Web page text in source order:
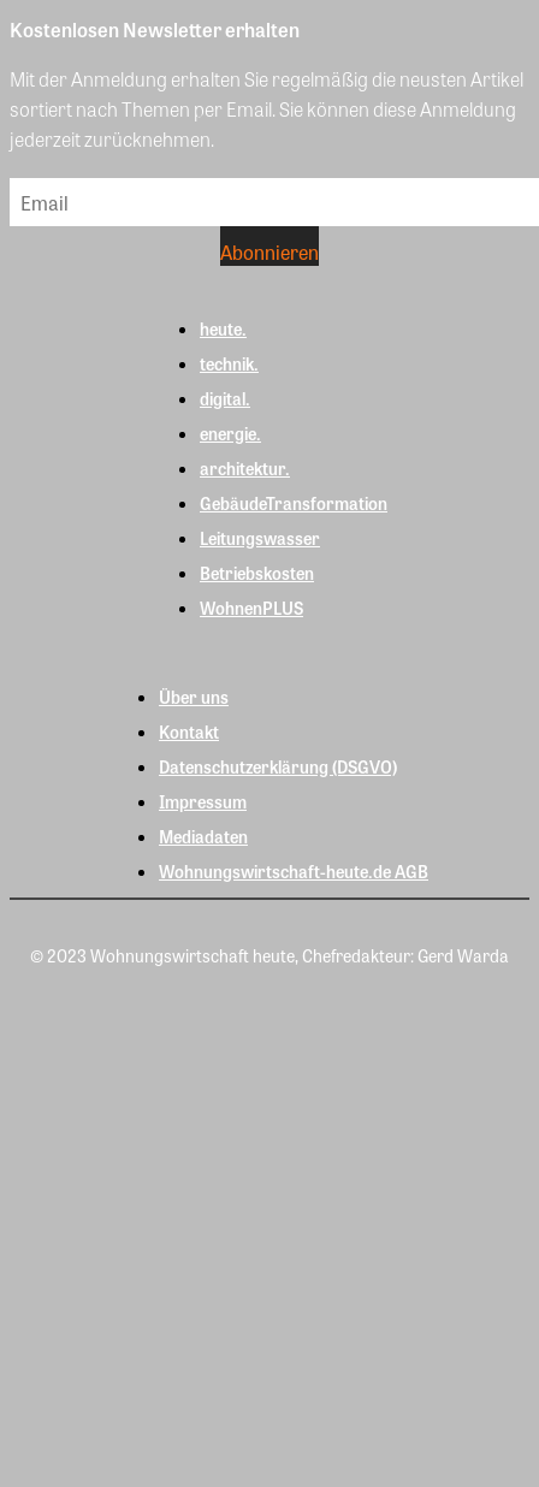
Kostenlosen Newsletter erhalten
Mit der Anmeldung erhalten Sie regelmäßig die neusten Artikel
sortiert nach Themen per Email. Sie können diese Anmeldung
jederzeit zurücknehmen.
heute.
technik.
digital.
energie.
architektur.
GebäudeTransformation
Leitungswasser
Betriebskosten
WohnenPLUS
Über uns
Kontakt
Datenschutzerklärung (DSGVO)
Impressum
Mediadaten
Wohnungswirtschaft-heute.de AGB
© 2023 Wohnungswirtschaft heute, Chefredakteur: Gerd Warda